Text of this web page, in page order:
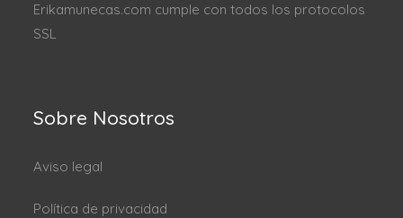
Erikamunecas.com cumple con todos los protocolos
SSL
Sobre Nosotros
Aviso legal
Política de privacidad